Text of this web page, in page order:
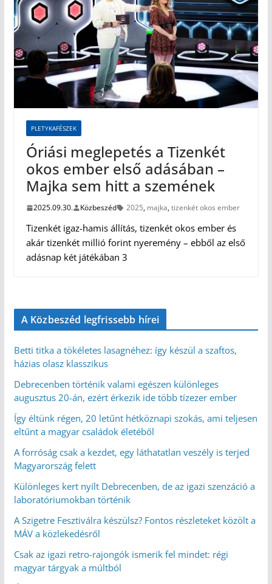
PLETYKAFÉSZEK
Óriási meglepetés a Tizenkét
okos ember első adásában –
Majka sem hitt a szemének
2025.09.30. Közbeszéd 2025, majka,tizenkét okos ember
Tizenkét igaz-hamis állítás, tizenkét okos ember és
akár tizenkét millió forint nyeremény – ebből az első
adásnap két játékában 3
A Közbeszéd legfrissebb hírei
Betti titka a tökéletes lasagnéhez: így készül a szaftos,
házias olasz klasszikus
Debrecenben történik valami egészen különleges
augusztus 20-án, ezért érkezik ide több tízezer ember
Így éltünk régen, 20 letűnt hétköznapi szokás, ami teljesen
eltűnt a magyar családok életéből
A forróság csak a kezdet, egy láthatatlan veszély is terjed
Magyarország felett
Különleges kert nyílt Debrecenben, de az igazi szenzáció a
laboratóriumokban történik
A Szigetre Fesztiválra készülsz? Fontos részleteket közölt a
MÁV a közlekedésről
Csak az igazi retro-rajongók ismerik fel mindet: régi
magyar tárgyak a múltból